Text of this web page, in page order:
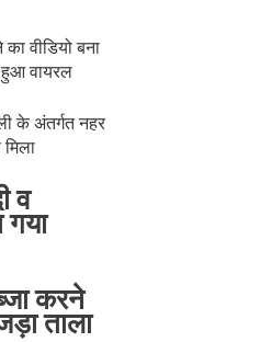
वीडियो बना
हुआ वायरल
के अंतर्गत नहर
व
करने
ताला